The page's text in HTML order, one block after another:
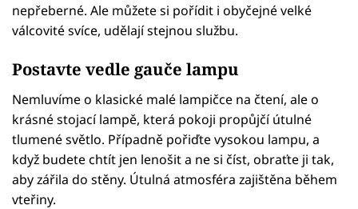
nepřeberné. Ale můžete si pořídit i obyčejné velké
válcovité svíce, udělají stejnou službu.
Postavte vedle gauče lampu
Nemluvíme o klasické malé lampičce na čtení, ale o
krásné stojací lampě, která pokoji propůjčí útulné
tlumené světlo. Případně pořiďte vysokou lampu, a
když budete chtít jen lenošit a ne si číst, obraťte ji tak,
aby zářila do stěny. Útulná atmosféra zajištěna během
vteřiny.